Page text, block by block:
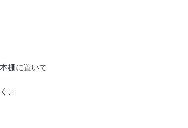
棚に置いて
、